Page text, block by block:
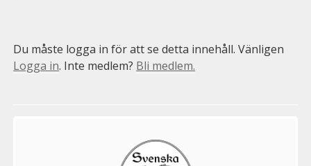
Du måste logga in för att se detta innehåll. Vänligen
Logga in. Inte medlem? Bli medlem.